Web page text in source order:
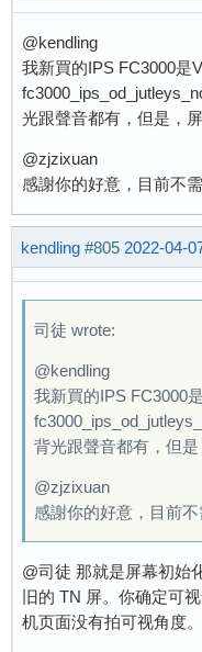
@kendling
我新買的IPS FC3000是
光跟聲音都有，但是，
@zjzixuan
感謝你的好意，目前不
kendling #805 2022-04-
司徒 wrote:
@kendling
我新買的IPS FC3000
背光跟聲音都有，但
@zjzixuan
感謝你的好意，目前不
@司徒 那就是屏幕初始
旧的 TN 屏。你确定可
机页面没有拍可视角度。